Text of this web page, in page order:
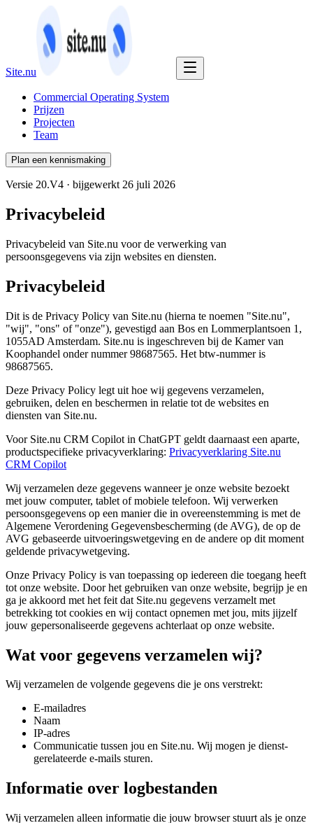
Site.nu
Commercial Operating System
Prijzen
Projecten
Team
Plan een kennismaking
Versie 20.V4 · bijgewerkt 26 juli 2026
Privacybeleid
Privacybeleid van Site.nu voor de verwerking van
persoonsgegevens via zijn websites en diensten.
Privacybeleid
Dit is de Privacy Policy van Site.nu (hierna te noemen "Site.nu",
"wij", "ons" of "onze"), gevestigd aan Bos en Lommerplantsoen 1,
1055AD Amsterdam. Site.nu is ingeschreven bij de Kamer van
Koophandel onder nummer 98687565. Het btw-nummer is
98687565.
Deze Privacy Policy legt uit hoe wij gegevens verzamelen,
gebruiken, delen en beschermen in relatie tot de websites en
diensten van Site.nu.
Voor Site.nu CRM Copilot in ChatGPT geldt daarnaast een aparte,
productspecifieke privacyverklaring: Privacyverklaring Site.nu
CRM Copilot
Wij verzamelen deze gegevens wanneer je onze website bezoekt
met jouw computer, tablet of mobiele telefoon. Wij verwerken
persoonsgegevens op een manier die in overeenstemming is met de
Algemene Verordening Gegevensbescherming (de AVG), de op de
AVG gebaseerde uitvoeringswetgeving en de andere op dit moment
geldende privacywetgeving.
Onze Privacy Policy is van toepassing op iedereen die toegang heeft
tot onze website. Door het gebruiken van onze website, begrijp je en
ga je akkoord met het feit dat Site.nu gegevens verzamelt met
betrekking tot cookies en wij contact opnemen met jou, mits jijzelf
jouw gepersonaliseerde gegevens achterlaat op onze website.
Wat voor gegevens verzamelen wij?
Wij verzamelen de volgende gegevens die je ons verstrekt:
E-mailadres
Naam
IP-adres
Communicatie tussen jou en Site.nu. Wij mogen je dienst-
gerelateerde e-mails sturen.
Informatie over logbestanden
Wij verzamelen alleen informatie die jouw browser stuurt als je onze